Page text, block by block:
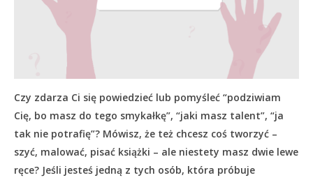
Czy zdarza Ci się powiedzieć lub pomyśleć “podziwiam
Cię, bo masz do tego smykałkę”, “jaki masz talent”, “ja
tak nie potrafię”? Mówisz, że też chcesz coś tworzyć –
szyć, malować, pisać książki – ale niestety masz dwie lewe
ręce? Jeśli jesteś jedną z tych osób, która próbuje